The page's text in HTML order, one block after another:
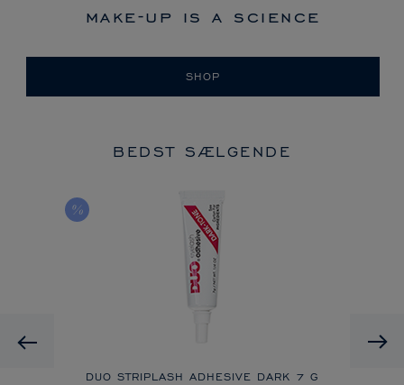
make-up is a science
SHOP
BEDST SÆLGENDE
DUO STRIPLASH ADHESIVE DARK 7 G